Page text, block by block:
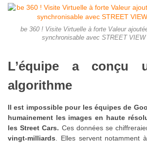
be 360 ! Visite Virtuelle à forte Valeur
synchronisable avec STREET VIEW
L’équipe a conçu
algorithme
Il est impossible pour les équipes de
humainement les images en haute
les Street Cars. Ces données se
vingt-milliards . Elles servent notamment